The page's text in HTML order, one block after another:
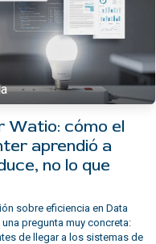
Watio: cómo el
aprendió a
no lo que
sobre eficiencia en Data
pregunta muy concreta:
de llegar a los sistemas de